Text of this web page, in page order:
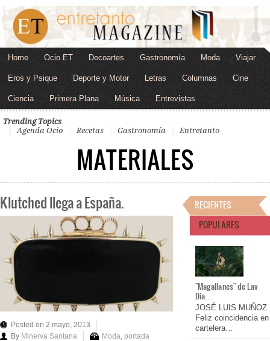
Home Ocio ET Decoartes Gastronomía Moda Viajar
Eros y Psique Deporte y Motor Letras Columnas Cine
Ciencia Primera Plana Música Entrevistas
Trending Topics
Agenda Ocio
Recetas Gastronomía Entretanto
MATERIALES
Klutched llega a España.
Posted on 2 mayo, 2013
By Minerva Santana Moda, portada
RECIENTES
POPULARES
"Magallanes" de Lav
Dia…
JOSÉ LUIS MUÑOZ
Feliz coincidencia en
cartelera…